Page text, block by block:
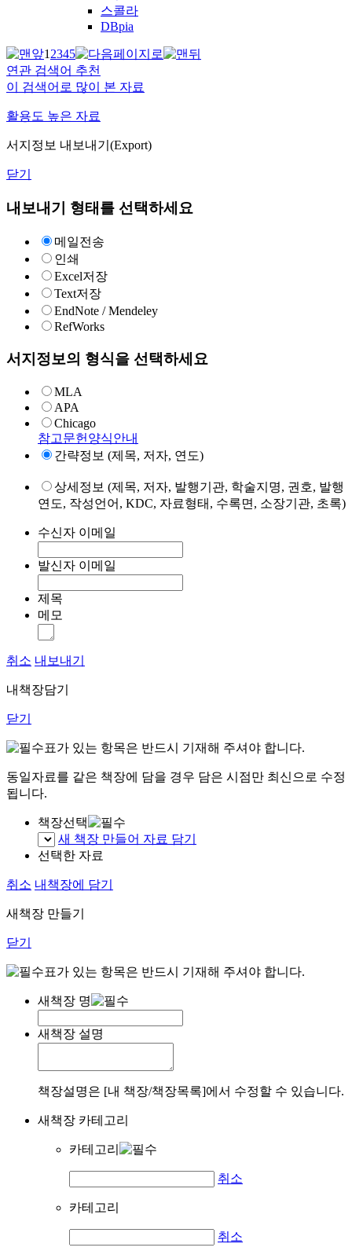
스콜라
DBpia
12345
연관 검색어 추천
이 검색어로 많이 본 자료
활용도 높은 자료
서지정보 내보내기(Export)
닫기
내보내기 형태를 선택하세요
메일전송
인쇄
Excel저장
Text저장
EndNote / Mendeley
RefWorks
서지정보의 형식을 선택하세요
MLA
APA
Chicago
참고문헌양식안내
간략정보 (제목, 저자, 연도)
상세정보 (제목, 저자, 발행기관, 학술지명, 권호, 발행
연도, 작성언어, KDC, 자료형태, 수록면, 소장기관, 초록)
수신자 이메일
발신자 이메일
제목
메모
취소 내보내기
내책장담기
닫기
표가 있는 항목은 반드시 기재해 주셔야 합니다.
동일자료를 같은 책장에 담을 경우 담은 시점만 최신으로 수정
됩니다.
책장선택
새 책장 만들어 자료 담기
선택한 자료
취소 내책장에 담기
새책장 만들기
닫기
표가 있는 항목은 반드시 기재해 주셔야 합니다.
새책장 명
새책장 설명
책장설명은 [내 책장/책장목록]에서 수정할 수 있습니다.
새책장 카테고리
카테고리
취소
카테고리
취소